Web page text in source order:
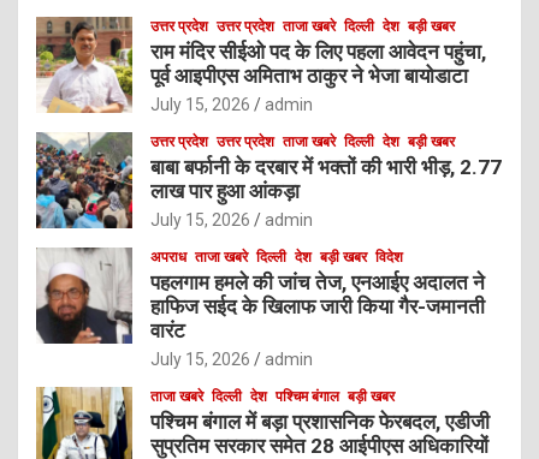
उत्तर प्रदेश उत्तर प्रदेश ताजा खबरे दिल्ली देश बड़ी खबर
राम मंदिर सीईओ पद के लिए पहला आवेदन पहुंचा,
पूर्व आइपीएस अमिताभ ठाकुर ने भेजा बायोडाटा
July 15, 2026 admin
उत्तर प्रदेश उत्तर प्रदेश ताजा खबरे दिल्ली देश बड़ी खबर
बाबा बर्फानी के दरबार में भक्तों की भारी भीड़, 2.77
लाख पार हुआ आंकड़ा
July 15, 2026 admin
अपराध ताजा खबरे दिल्ली देश बड़ी खबर विदेश
पहलगाम हमले की जांच तेज, एनआईए अदालत ने
हाफिज सईद के खिलाफ जारी किया गैर-जमानती
वारंट
July 15, 2026 admin
ताजा खबरे दिल्ली देश पश्चिम बंगाल बड़ी खबर
पश्चिम बंगाल में बड़ा प्रशासनिक फेरबदल, एडीजी
सुप्रतिम सरकार समेत 28 आईपीएस अधिकारियों